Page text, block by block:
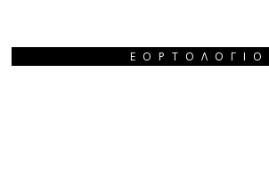
ΕΟΡΤΟΛΌΓΙΟ